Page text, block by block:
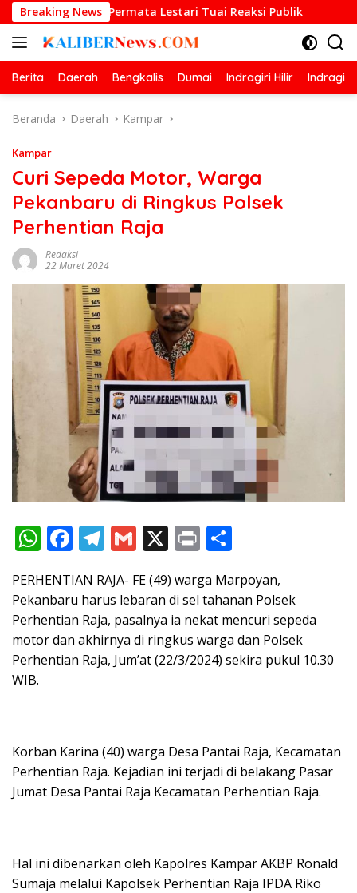
Langsung
ke
konten
Breaking News
Permata Lestari Tuai Reaksi Publik Prestasi
Berita Daerah Bengkalis Dumai Indragiri Hilir Indragiri
Beranda Daerah Kampar
Kampar
Curi Sepeda Motor, Warga
Pekanbaru di Ringkus Polsek
Perhentian Raja
Redaksi
22 Maret 2024
W
at
s
A
p
F
e
b
o
o
T
e
gr
a
m
G
ai
l
X Pr
t ar
e
PERHENTIAN RAJA- FE (49) warga Marpoyan,
Pekanbaru harus lebaran di sel tahanan Polsek
Perhentian Raja, pasalnya ia nekat mencuri sepeda
motor dan akhirnya di ringkus warga dan Polsek
Perhentian Raja, Jum’at (22/3/2024) sekira pukul 10.30
WIB.
Korban Karina (40) warga Desa Pantai Raja, Kecamatan
Perhentian Raja. Kejadian ini terjadi di belakang Pasar
Jumat Desa Pantai Raja Kecamatan Perhentian Raja.
Hal ini dibenarkan oleh Kapolres Kampar AKBP Ronald
Sumaja melalui Kapolsek Perhentian Raja IPDA Riko